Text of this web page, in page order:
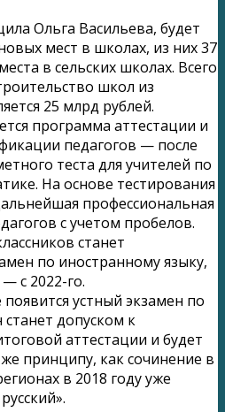
Ольга Васильева, будет
мест в школах, из них 37
в сельских школах. Всего
школ из
25 млрд рублей.
программа аттестации и
педагогов — после
теста для учителей по
На основе тестирования
профессиональная
с учетом пробелов.
станет
по иностранному языку,
с 2022-го.
устный экзамен по
станет допуском к
аттестации и будет
принципу, как сочинение в
в 2018 году уже